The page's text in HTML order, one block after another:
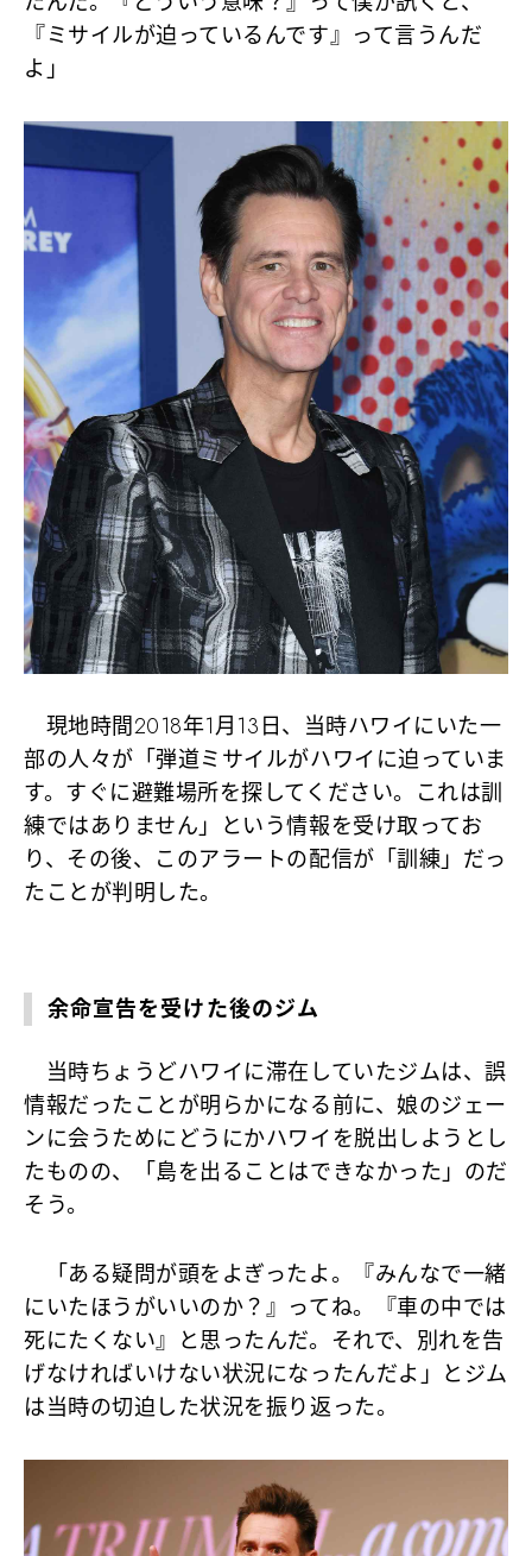
『ミサイルが迫っているんです』って言うんだ
よ」
現地時間2018年1月13日、当時ハワイにいた一
部の人々が「弾道ミサイルがハワイに迫っていま
す。すぐに避難場所を探してください。これは訓
練ではありません」という情報を受け取ってお
り、その後、このアラートの配信が「訓練」だっ
たことが判明した。
余命宣告を受けた後のジム
当時ちょうどハワイに滞在していたジムは、誤
情報だったことが明らかになる前に、娘のジェー
ンに会うためにどうにかハワイを脱出しようとし
たものの、「島を出ることはできなかった」のだ
そう。
「ある疑問が頭をよぎったよ。『みんなで一緒
にいたほうがいいのか？』ってね。『車の中では
死にたくない』と思ったんだ。それで、別れを告
げなければいけない状況になったんだよ」とジム
は当時の切迫した状況を振り返った。